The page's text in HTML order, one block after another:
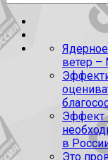
Ядерное
ветер –
Эффект
в
Это